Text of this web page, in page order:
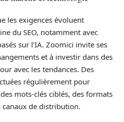
les exigences évoluent
du SEO, notamment avec
sur l’IA. Zoomici invite ses
et à investir dans des
avec les tendances. Des
régulièrement pour
mots-clés ciblés, des formats
de distribution.